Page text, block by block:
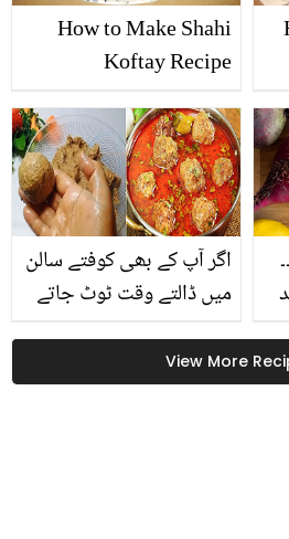
How to Make Shahi
Koftay Recipe
اگر آپ کے بھی کوفتے سالن
میں ڈالتے وقت ٹوٹ جاتے
مشہور شیف استعمال کرتے
ہیں
View More